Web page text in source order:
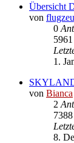
Übersicht
von
0
5961
1.
SKYLAND
von Bianca
2
7388
8.